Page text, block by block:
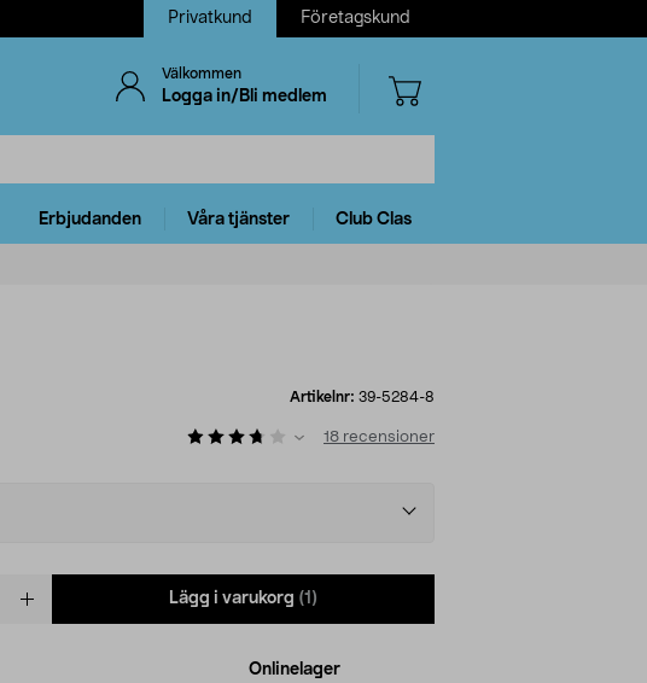
Privatkund Företagskund
Välkommen
Logga in/Bli medlem
Erbjudanden Våra tjänster Club Clas
Artikelnr: 39-5284-8
18 recensioner
Lägg i varukorg (1)
Onlinelager